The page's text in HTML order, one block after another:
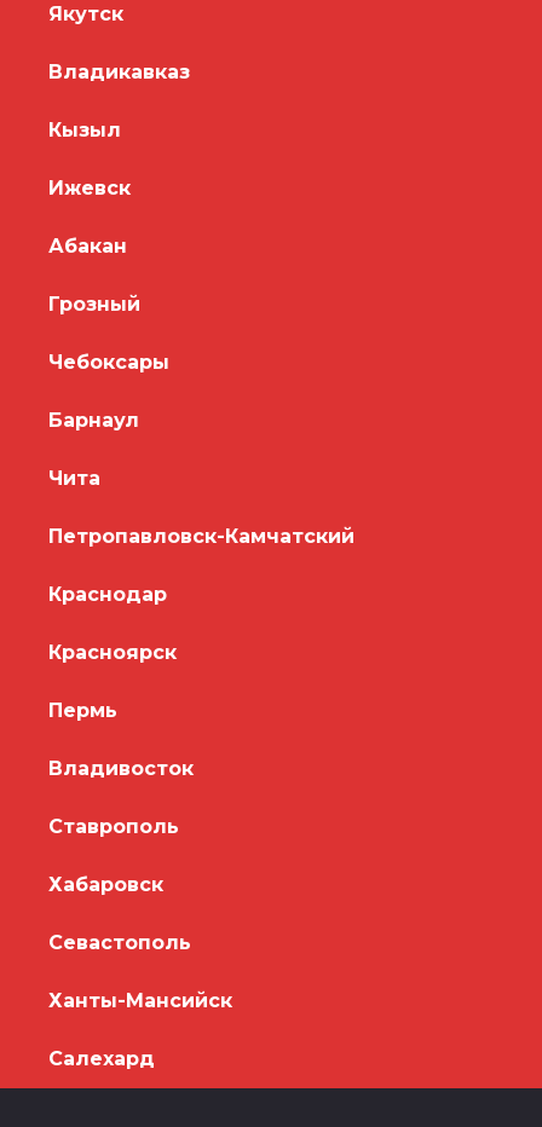
Якутск
Владикавказ
Кызыл
Ижевск
Абакан
Грозный
Чебоксары
Барнаул
Чита
Петропавловск-Камчатский
Краснодар
Красноярск
Пермь
Владивосток
Ставрополь
Хабаровск
Севастополь
Ханты-Мансийск
Салехард